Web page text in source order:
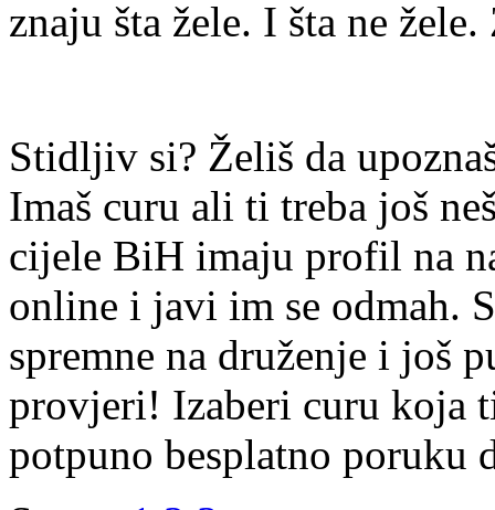
znaju šta žele. I šta ne
Stidljiv si? Želiš da
Imaš curu ali ti treba još
cijele BiH imaju profil na
online i javi im se odmah.
spremne na druženje i još
provjeri! Izaberi curu koja
potpuno besplatno poruku